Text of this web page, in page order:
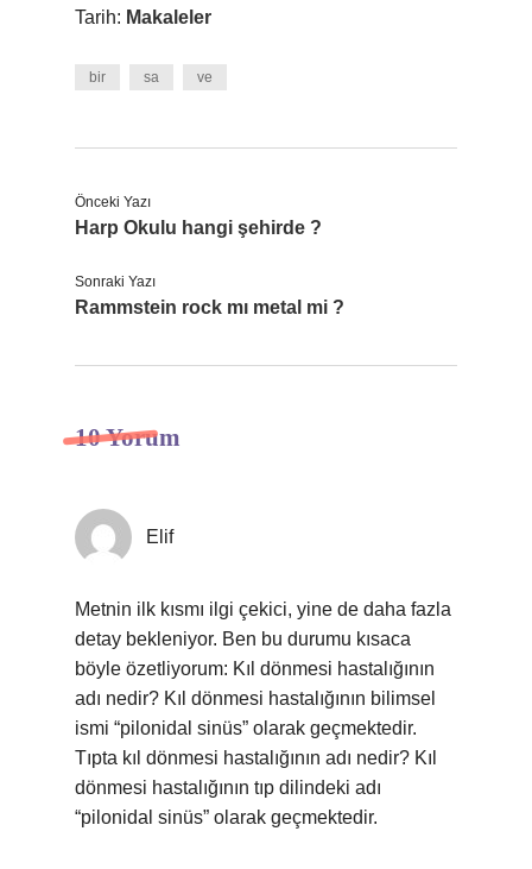
Tarih: Makaleler
bir sa ve
Önceki Yazı
Harp Okulu hangi şehirde ?
Sonraki Yazı
Rammstein rock mı metal mi ?
10 Yorum
Elif
Metnin ilk kısmı ilgi çekici, yine de daha fazla
detay bekleniyor. Ben bu durumu kısaca
böyle özetliyorum: Kıl dönmesi hastalığının
adı nedir? Kıl dönmesi hastalığının bilimsel
ismi “pilonidal sinüs” olarak geçmektedir.
Tıpta kıl dönmesi hastalığının adı nedir? Kıl
dönmesi hastalığının tıp dilindeki adı
“pilonidal sinüs” olarak geçmektedir.